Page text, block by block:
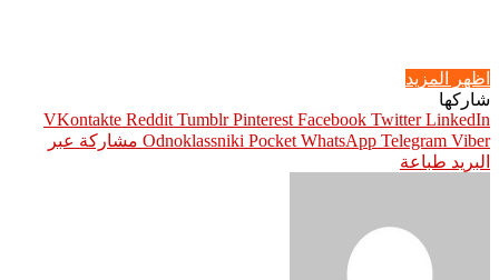
اظهر المزيد
شاركها
Facebook Twitter LinkedIn
Pinterest
Odnoklassniki Pocket WhatsApp Telegram Viber
مشاركة عبر
البريد طباعة